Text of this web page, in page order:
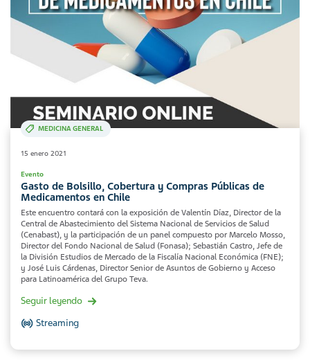
MEDICINA GENERAL
15 enero 2021
Evento
Gasto de Bolsillo, Cobertura y Compras Públicas de
Medicamentos en Chile
Este encuentro contará con la exposición de Valentín Díaz, Director de la
Central de Abastecimiento del Sistema Nacional de Servicios de Salud
(Cenabast), y la participación de un panel compuesto por Marcelo Mosso,
Director del Fondo Nacional de Salud (Fonasa); Sebastián Castro, Jefe de
la División Estudios de Mercado de la Fiscalía Nacional Económica (FNE);
y José Luis Cárdenas, Director Senior de Asuntos de Gobierno y Acceso
para Latinoamérica del Grupo Teva.
Seguir leyendo
Streaming